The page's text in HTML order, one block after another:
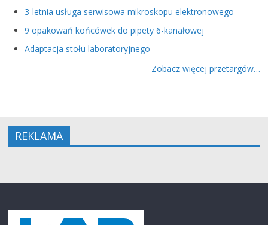
3-letnia usługa serwisowa mikroskopu elektronowego
9 opakowań końcówek do pipety 6-kanałowej
Adaptacja stołu laboratoryjnego
Zobacz więcej przetargów…
REKLAMA